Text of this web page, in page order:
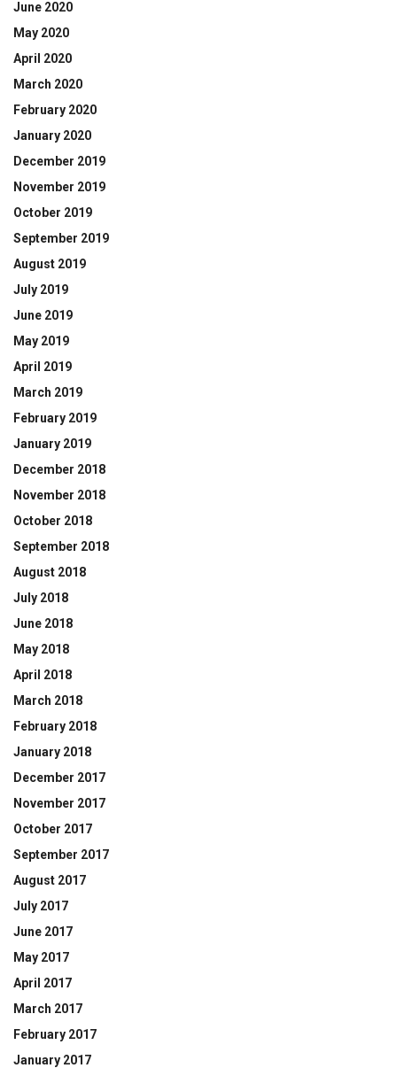
June 2020
May 2020
April 2020
March 2020
February 2020
January 2020
December 2019
November 2019
October 2019
September 2019
August 2019
July 2019
June 2019
May 2019
April 2019
March 2019
February 2019
January 2019
December 2018
November 2018
October 2018
September 2018
August 2018
July 2018
June 2018
May 2018
April 2018
March 2018
February 2018
January 2018
December 2017
November 2017
October 2017
September 2017
August 2017
July 2017
June 2017
May 2017
April 2017
March 2017
February 2017
January 2017